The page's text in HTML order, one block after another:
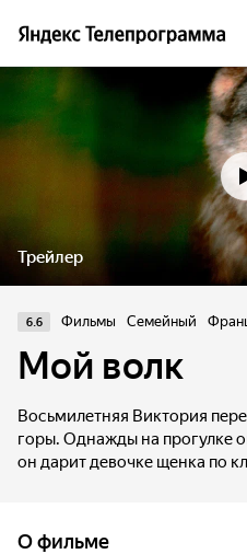
Трейлер
6.6 Фильмы Семейный
Мой волк
Восьмилетняя Виктория
горы. Однажды на прогулке
он дарит девочке щенка по
вырастет опасный хищник.
О фильме